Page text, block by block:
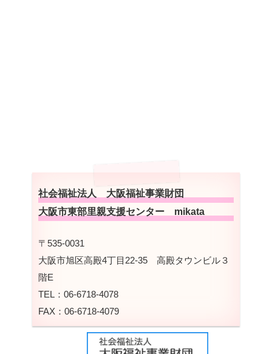
社会福祉法人 大阪福祉事業財団
大阪市東部里親支援センター mikata
〒535-0031
大阪市旭区高殿4丁目22-35 高殿タウンビル３
階E
TEL：06-6718-4078
FAX：06-6718-4079